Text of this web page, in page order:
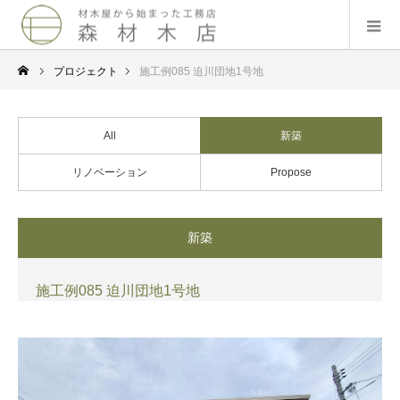
プロジェクト 施工例085 迫川団地1号地
All 新築
リノベーション Propose
新築
施工例085 迫川団地1号地